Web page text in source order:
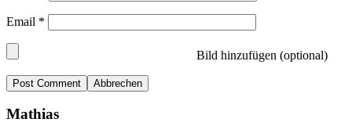
Email *
Bild hinzufügen (optional)
Abbrechen
Mathias